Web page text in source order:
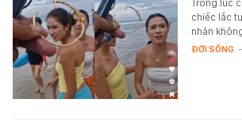
Trong lúc
chiếc lắc
nhân
ĐỜI SỐNG -